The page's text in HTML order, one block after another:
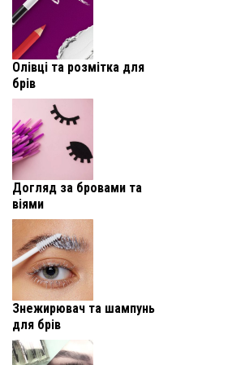
Олівці та розмітка для
брів
Догляд за бровами та
віями
Знежирювач та шампунь
для брів